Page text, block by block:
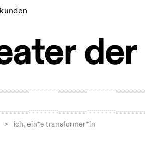
> ich, ein*e transformer*in